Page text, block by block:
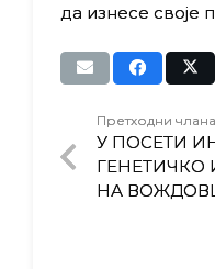
да изнесе своје
Претходни
У ПОСЕТИ
ГЕНЕТИЧКО
НА